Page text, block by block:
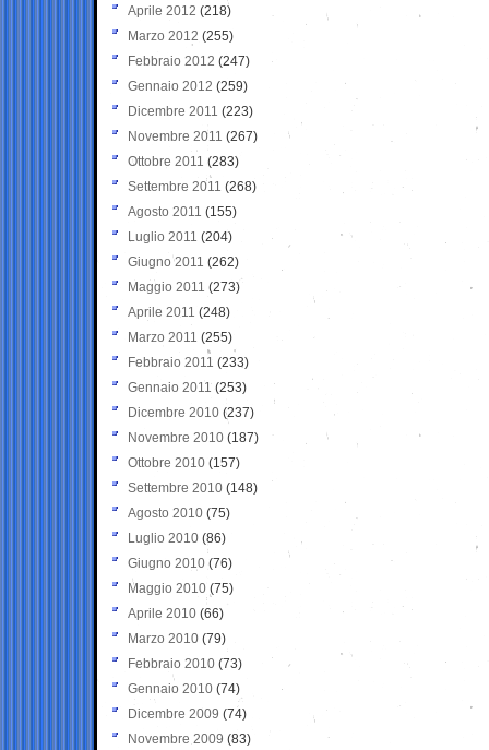
Aprile 2012 (218)
Marzo 2012 (255)
Febbraio 2012 (247)
Gennaio 2012 (259)
Dicembre 2011 (223)
Novembre 2011 (267)
Ottobre 2011 (283)
Settembre 2011 (268)
Agosto 2011 (155)
Luglio 2011 (204)
Giugno 2011 (262)
Maggio 2011 (273)
Aprile 2011 (248)
Marzo 2011 (255)
Febbraio 2011 (233)
Gennaio 2011 (253)
Dicembre 2010 (237)
Novembre 2010 (187)
Ottobre 2010 (157)
Settembre 2010 (148)
Agosto 2010 (75)
Luglio 2010 (86)
Giugno 2010 (76)
Maggio 2010 (75)
Aprile 2010 (66)
Marzo 2010 (79)
Febbraio 2010 (73)
Gennaio 2010 (74)
Dicembre 2009 (74)
Novembre 2009 (83)